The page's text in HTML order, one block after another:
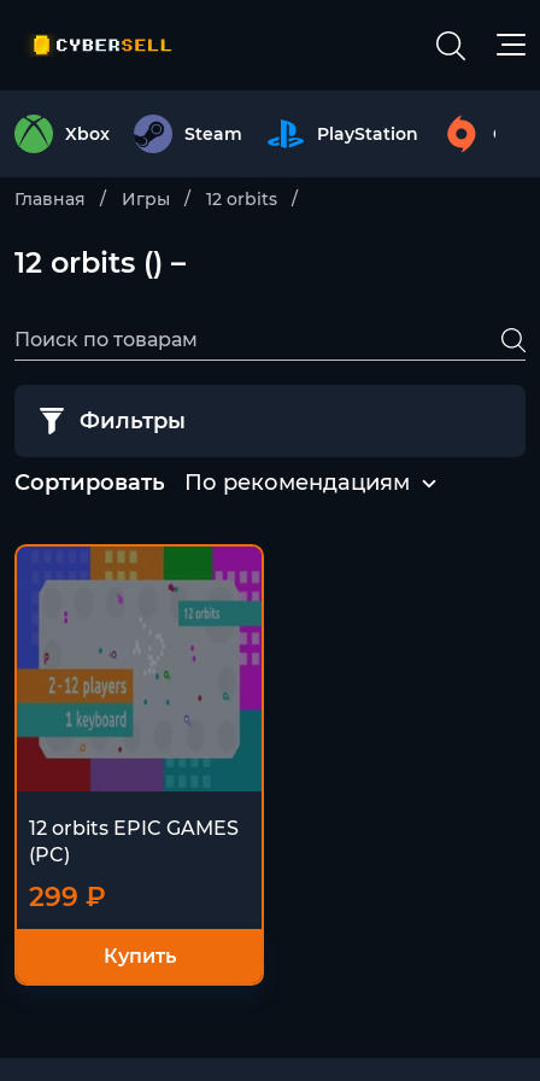
Xbox Steam PlayStation
Главная Игры 12 orbits
12 orbits () –
Фильтры
Сортировать По рекомендациям
12 orbits EPIC GAMES
(PC)
299 ₽
Купить